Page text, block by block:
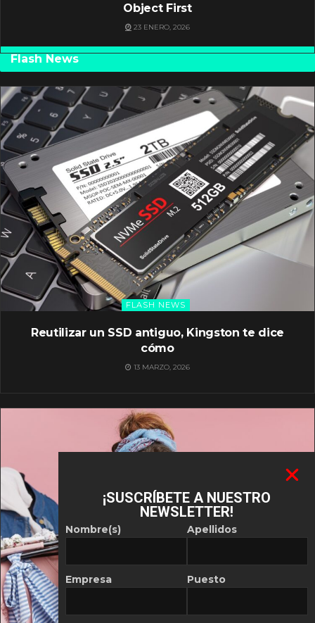
Object First
23 ENERO, 2026
Flash News
FLASH NEWS
Reutilizar un SSD antiguo, Kingston te dice
cómo
13 MARZO, 2026
¡SUSCRÍBETE A NUESTRO
NEWSLETTER!
Nombre(s)
Empresa
Apellidos
Puesto